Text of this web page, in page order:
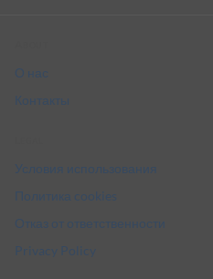
О нас
Контакты
Условия использования
Политика cookies
Отказ от ответственности
Privacy Policy